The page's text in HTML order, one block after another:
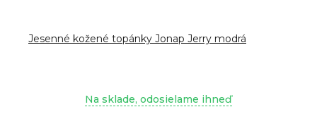
Jesenné kožené topánky Jonap Jerry modrá
Na sklade, odosielame ihneď